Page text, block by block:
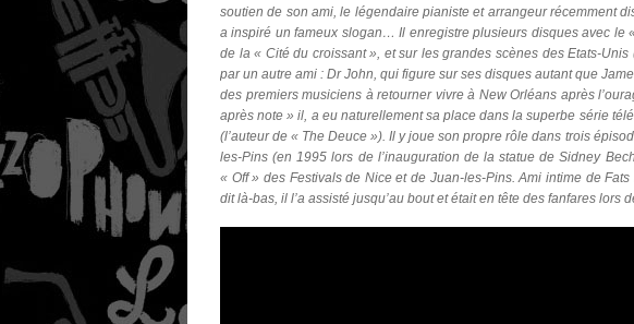
soutien de son ami, le légendaire pianiste et arrangeur récemment
a inspiré un fameux slogan… Il enregistre plusieurs disques avec le
de la « Cité du croissant », et sur les grandes scènes des Etats-
par un autre ami : Dr John , qui figure sur ses disques autant que
des premiers musiciens à retourner vivre à New Orléans après
après note » il, a eu naturellement sa place dans la superbe série
(l’auteur de « The Deuce »). Il y joue son propre rôle dans trois
les-Pins (en 1995 lors de l’inauguration de la statue de Sidney
« Off » des Festivals de Nice et de Juan-les-Pins. Ami intime deFats
dit là-bas, il l’a assisté jusqu’au bout et était en tête des fanfares lors